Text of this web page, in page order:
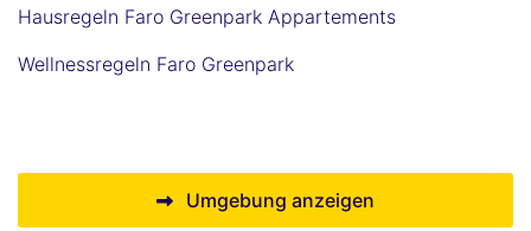
Hausregeln Faro Greenpark Appartements
Wellnessregeln Faro Greenpark
Umgebung anzeigen